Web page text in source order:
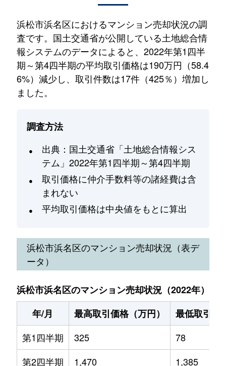
浜松市浜名区におけるマンション売却状況の調
査です。国土交通省が公開している土地総合情
報システムのデータによると、2022年第1四半
期～第4四半期の平均取引価格は190万円（58.4
6%）減少し、取引件数は17件（425％）増加し
ました。
調査方法
出典：国土交通省「土地総合情報シス
テム」2022年第1四半期～第4四半期
取引価格に仲介手数料等の諸経費は含
まれない
平均取引価格は中央値をもとに算出
浜松市浜名区のマンション売却状況（表デ
ータ）
浜松市浜名区のマンション売却状況（2022年）
年/月
最高取引価格（万円）
最低取引価
第1四半期
325
78
第2四半期
1,470 1,385